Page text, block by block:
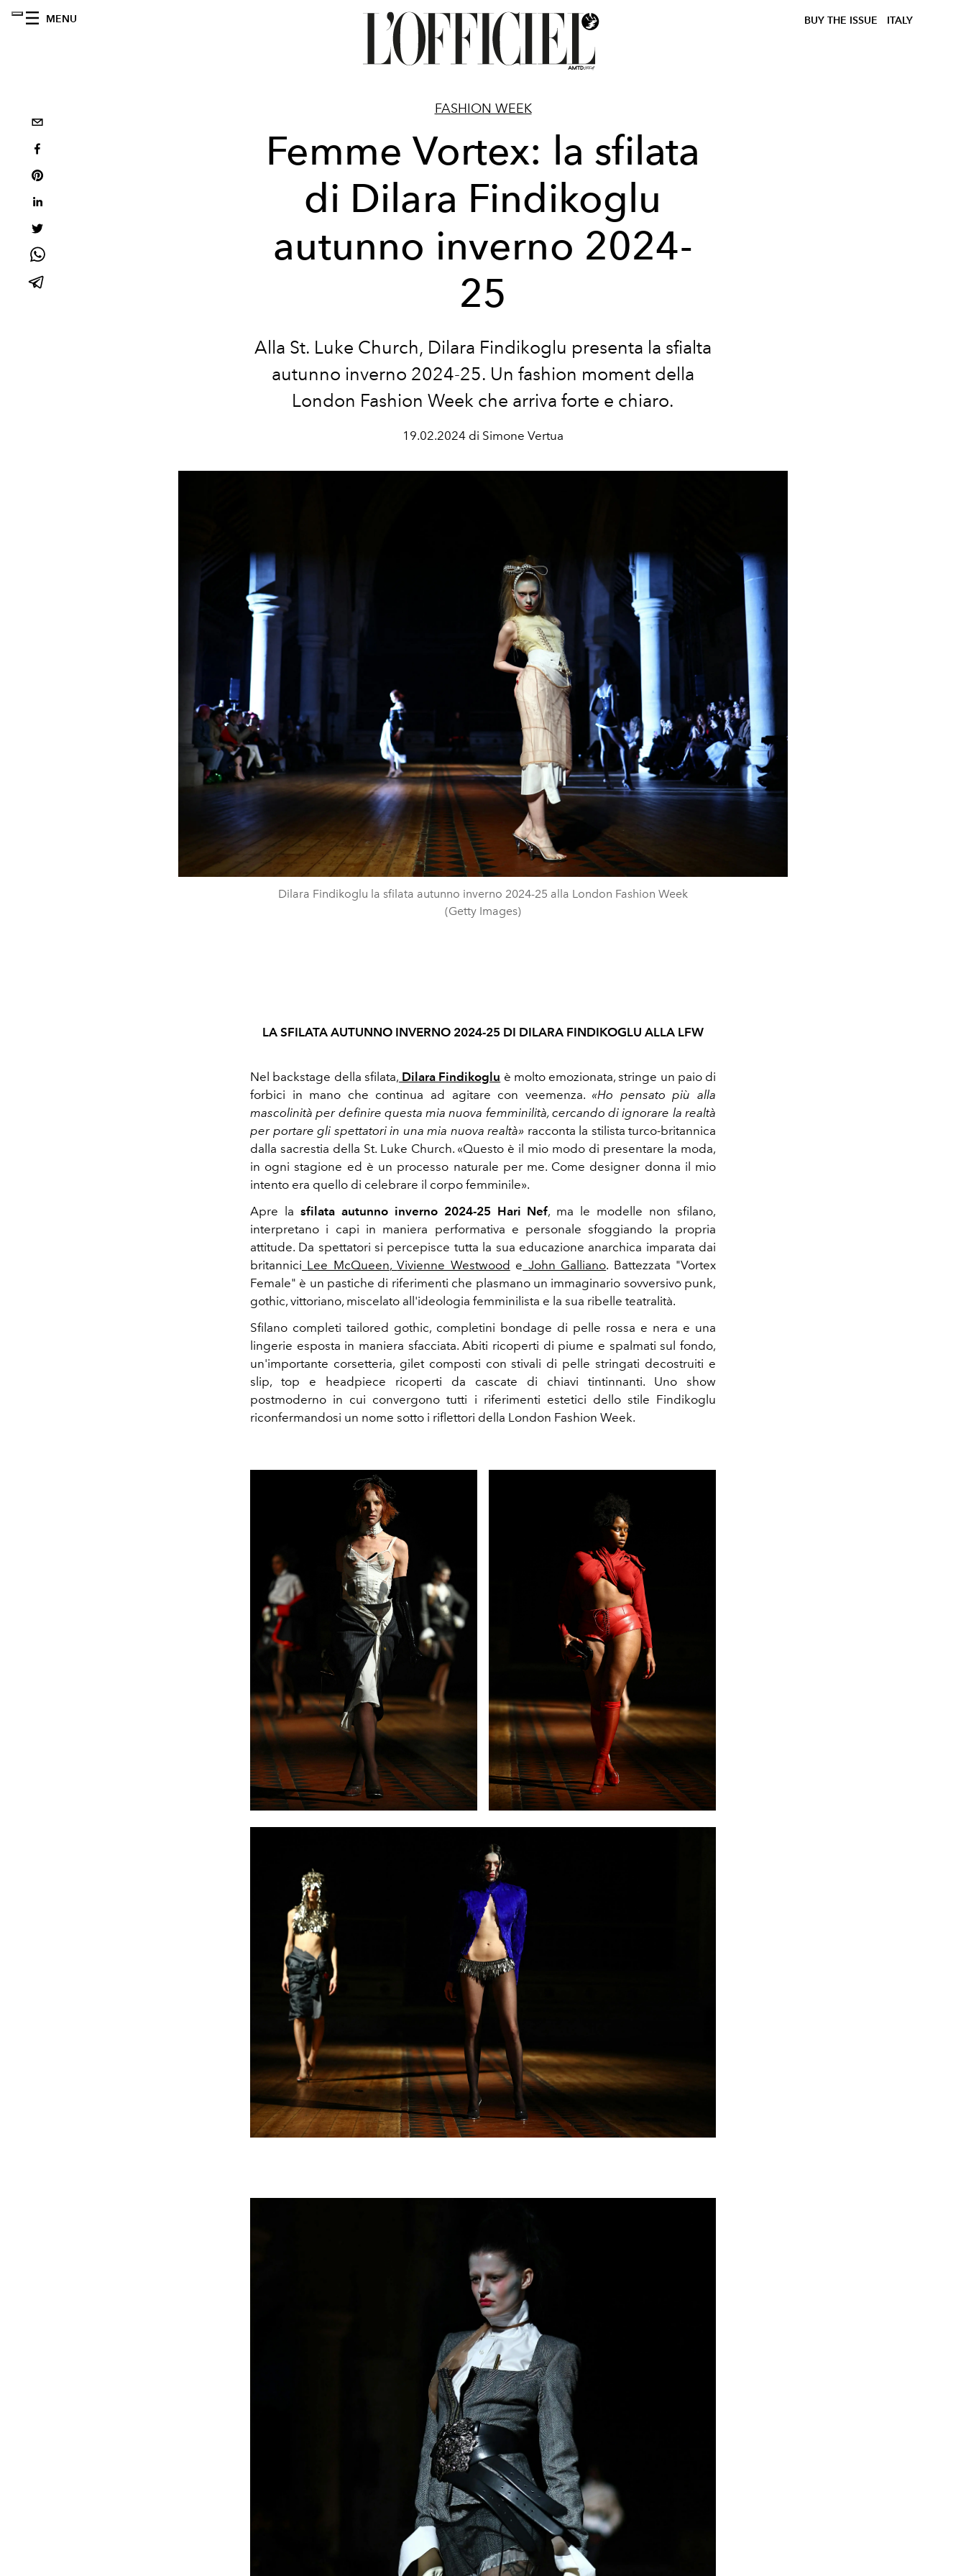
MENU BUY THE ISSUE ITALY
FASHION WEEK
Femme Vortex: la sfilata
di Dilara Findikoglu
autunno inverno 2024-
25
Alla St. Luke Church, Dilara Findikoglu presenta la sfialta
autunno inverno 2024-25. Un fashion moment della
London Fashion Week che arriva forte e chiaro.
19.02.2024 di Simone Vertua
Dilara Findikoglu la sfilata autunno inverno 2024-25 alla London Fashion Week
(Getty Images)
LA SFILATA AUTUNNO INVERNO 2024-25 DI DILARA FINDIKOGLU ALLA LFW
Nel backstage della sfilata, Dilara Findikoglu è molto emozionata, stringe un paio di
forbici in mano che continua ad agitare con veemenza. «Ho pensato più alla
mascolinità per definire questa mia nuova femminilità, cercando di ignorare la realtà
per portare gli spettatori in una mia nuova realtà» racconta la stilista turco-britannica
dalla sacrestia della St. Luke Church. «Questo è il mio modo di presentare la moda,
in ogni stagione ed è un processo naturale per me. Come designer donna il mio
intento era quello di celebrare il corpo femminile».
Apre la sfilata autunno inverno 2024-25 Hari Nef, ma le modelle non sfilano,
interpretano i capi in maniera performativa e personale sfoggiando la propria
attitude. Da spettatori si percepisce tutta la sua educazione anarchica imparata dai
britannici Lee McQueen, Vivienne Westwood e John Galliano. Battezzata "Vortex
Female" è un pastiche di riferimenti che plasmano un immaginario sovversivo punk,
gothic, vittoriano, miscelato all'ideologia femminilista e la sua ribelle teatralità.
Sfilano completi tailored gothic, completini bondage di pelle rossa e nera e una
lingerie esposta in maniera sfacciata. Abiti ricoperti di piume e spalmati sul fondo,
un'importante corsetteria, gilet composti con stivali di pelle stringati decostruiti e
slip, top e headpiece ricoperti da cascate di chiavi tintinnanti. Uno show
postmoderno in cui convergono tutti i riferimenti estetici dello stile Findikoglu
riconfermandosi un nome sotto i riflettori della London Fashion Week.